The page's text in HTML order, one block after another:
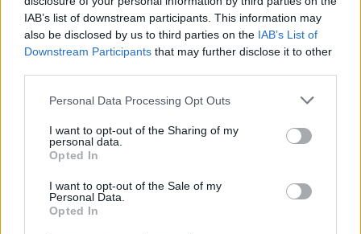
IAB’s list of downstream participants. This information may
also be disclosed by us to third parties on the IAB’s List of
Downstream Participants that may further disclose it to other
Personal Data Processing Opt Outs
I want to opt-out of the Sharing of my
personal data.
Opted In
I want to opt-out of the Sale of my
Personal Data.
Opted In
Βιλερμπάν»
Εθνική Παίδων: Κόντρα στη
Γεωργία για την πρώτη νίκη στο